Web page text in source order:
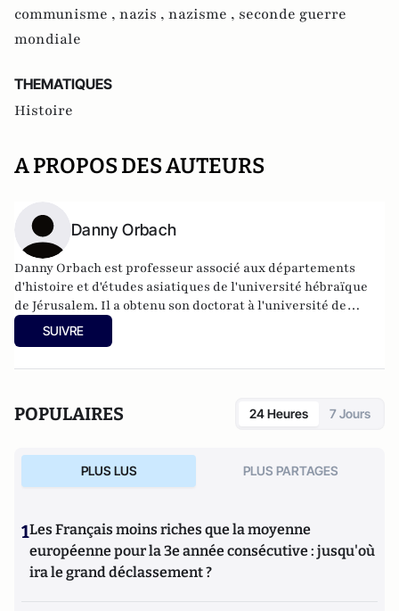
communisme , nazis , nazisme , seconde guerre
mondiale
THEMATIQUES
Histoire
A PROPOS DES AUTEURS
Danny Orbach
Danny Orbach est professeur associé aux départements
d'histoire et d'études asiatiques de l'université hébraïque
de Jérusalem. Il a obtenu son doctorat à l'université de
Harvard. Parmi ses précédents ouvrages : Curse on This
Country : The Rebellious Army of Imperial et The Plots
SUIVRE
POPULAIRES 24 Heures 7 Jours
PLUS LUS PLUS PARTAGES
1Les Français moins riches que la moyenne
européenne pour la 3e année consécutive : jusqu'où
ira le grand déclassement ?